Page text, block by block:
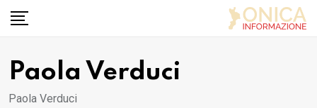
Skip
Paola Verduci
Paola Verduci